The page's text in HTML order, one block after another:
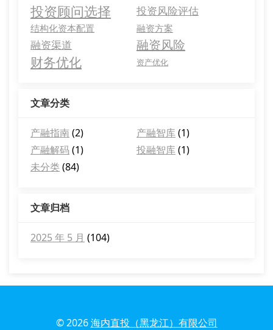
投资顾问选择 投资风险评估
结构化资本配置 融资方案
融资渠道 融资风险
财务优化 资产优化
文章分类
产融指南(2) 产融智库 (1)
产融解码 (1) 投融智库 (1)
未分类(84)
文章归档
2025 年 5 月 (104)
© 2026海内直投（黑龙江）有限公司